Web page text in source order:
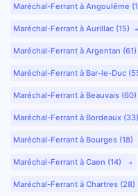
Maréchal-Ferrant à Angoulême
Maréchal-Ferrant à Aurillac (15)
Maréchal-Ferrant à Argentan (61)
Maréchal-Ferrant à Bar-le-Duc
Maréchal-Ferrant à Beauvais (60)
Maréchal-Ferrant à Bordeaux (33)
Maréchal-Ferrant à Bourges (18)
Maréchal-Ferrant à Caen (14)
Maréchal-Ferrant à Chartres (28)